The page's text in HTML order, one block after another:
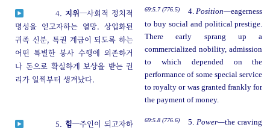
4. 지위─사회적 정치적
명성을 얻고자하는 열망. 상업화된
귀족 신분, 특권 계급이 되도록 하는
어떤 특별한 봉사 수행에 의존하거
나 돈으로 확실하게 보상을 받는 권
리가 일찍부터 생겨났다.
69:5.7 (776.5) 4.Position—eagerness
to buy social and political prestige.
There early sprang up a
commercialized nobility, admission
to which depended on the
performance of some special service
to royalty or was granted frankly for
the payment of money.
5. 힘─주인이 되고자하
69:5.8 (776.6) 5.Power—the craving